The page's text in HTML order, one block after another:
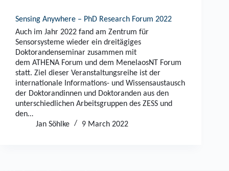
Sensing Anywhere – PhD Research Forum 2022
Auch im Jahr 2022 fand am Zentrum für
Sensorsysteme wieder ein dreitägiges
Doktorandenseminar zusammen mit
dem ATHENA Forum und dem MenelaosNT Forum
statt. Ziel dieser Veranstaltungsreihe ist der
internationale Informations- und Wissensaustausch
der Doktorandinnen und Doktoranden aus den
unterschiedlichen Arbeitsgruppen des ZESS und
den…
Jan Söhlke
9 March 2022